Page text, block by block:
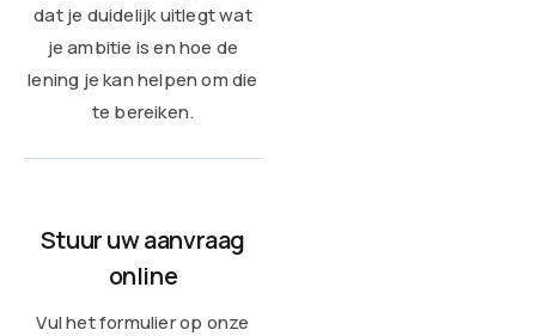
dat je duidelijk uitlegt wat
je ambitie is en hoe de
lening je kan helpen om die
te bereiken.
Stuur uw aanvraag
online
Vul het formulier op onze